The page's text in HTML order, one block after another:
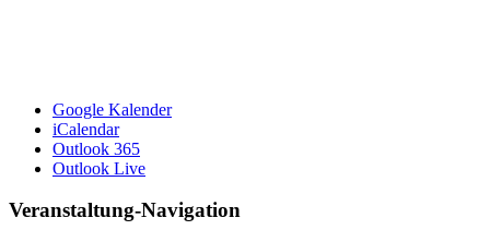
Google Kalender
iCalendar
Outlook 365
Outlook Live
Veranstaltung-Navigation